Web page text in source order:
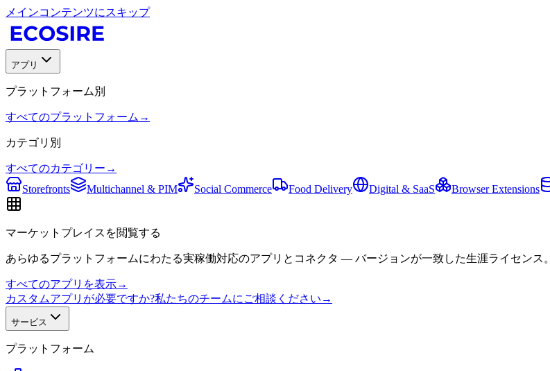
メインコンテンツにスキップ
アプリ
プラットフォーム別
すべてのプラットフォーム →
カテゴリ別
すべてのカテゴリー →
Storefronts
Multichannel & PIM Social Commerce Food Delivery Digital & SaaS Browser Extensions
マーケットプレイスを閲覧する
あらゆるプラットフォームにわたる実稼働対応のアプリとコネクタ — バージョンが一致した生涯ライセンス。
すべてのアプリを表示→
カスタムアプリが必要ですか?私たちのチームにご相談ください →
サービス
プラットフォーム